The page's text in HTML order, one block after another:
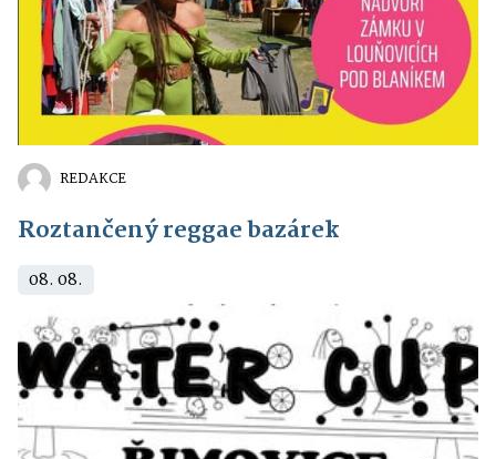
REDAKCE
Roztančený reggae bazárek
08. 08.